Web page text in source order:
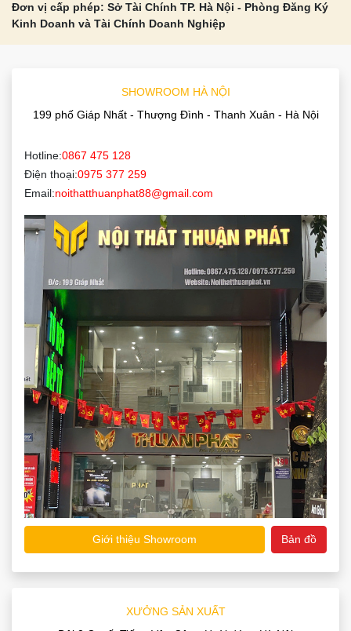
Đơn vị cấp phép: Sở Tài Chính TP. Hà Nội - Phòng Đăng Ký
Kinh Doanh và Tài Chính Doanh Nghiệp
SHOWROOM HÀ NỘI
199 phố Giáp Nhất - Thượng Đình - Thanh Xuân - Hà Nội
Hotline:0867 475 128
Điện thoại:0975 377 259
Email:noithatthuanphat88@gmail.com
Giới thiệu Showroom Bản đồ
XƯỞNG SẢN XUẤT